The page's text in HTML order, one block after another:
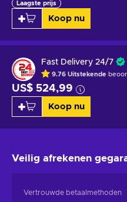
Laagste prijs
Koop nu
Fast Delivery 24/7
9.76 Uitstekende
US$ 524,99
Koop nu
Veilig afrekenen
Vertrouwde betaalmethoden